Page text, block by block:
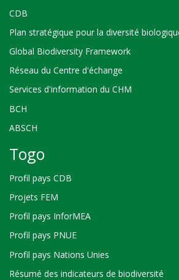
CDB
Plan stratégique pour la diversité
Global Biodiversity Framework
Réseau du Centre d'échange
Services d'information du CHM
BCH
ABSCH
Togo
Profil pays CDB
Projets FEM
Profil pays InforMEA
Profil pays PNUE
Profil pays Nations Unies
Résumé des indicateurs de biodiversité